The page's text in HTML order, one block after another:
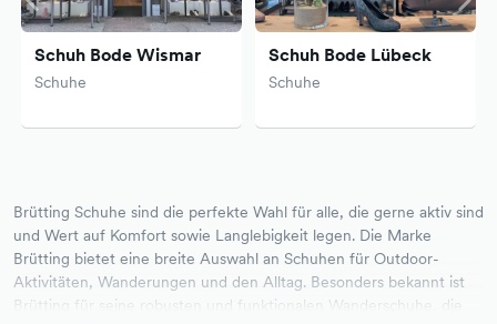
Schuh Bode Wismar
Schuhe
Schuh Bode Lübeck
Schuhe
Brütting Schuhe sind die perfekte Wahl für alle, die gerne aktiv sind
und Wert auf Komfort sowie Langlebigkeit legen. Die Marke
Brütting bietet eine breite Auswahl an Schuhen für Outdoor-
Aktivitäten, Wanderungen und den Alltag. Besonders bekannt ist
Brütting für seine robusten und funktionalen Wanderschuhe, die